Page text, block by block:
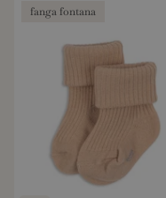
fanga fontana